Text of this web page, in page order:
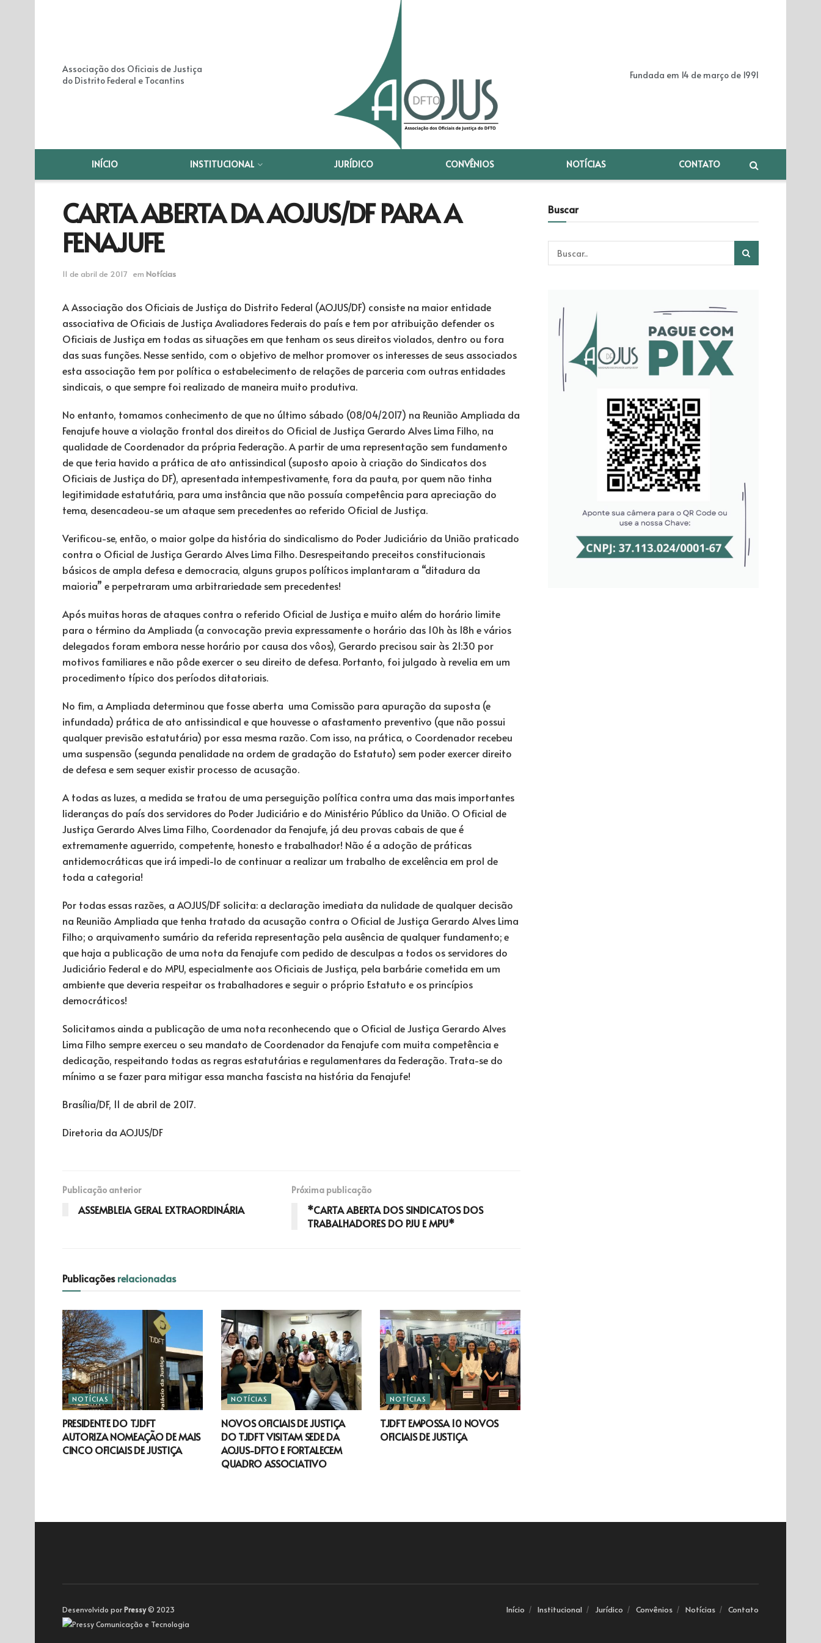
Associação dos Oficiais de Justiça
do Distrito Federal e Tocantins
Fundada em 14 de março de 1991
INÍCIO INSTITUCIONAL JURÍDICO CONVÊNIOS NOTÍCIAS CONTATO
CARTA ABERTA DA AOJUS/DF PARA A
FENAJUFE
11 de abril de 2017 em Notícias
A Associação dos Oficiais de Justiça do Distrito Federal (AOJUS/DF) consiste na maior entidade
associativa de Oficiais de Justiça Avaliadores Federais do país e tem por atribuição defender os
Oficiais de Justiça em todas as situações em que tenham os seus direitos violados, dentro ou fora
das suas funções. Nesse sentido, com o objetivo de melhor promover os interesses de seus associados
esta associação tem por política o estabelecimento de relações de parceria com outras entidades
sindicais, o que sempre foi realizado de maneira muito produtiva.
No entanto, tomamos conhecimento de que no último sábado (08/04/2017) na Reunião Ampliada da
Fenajufe houve a violação frontal dos direitos do Oficial de Justiça Gerardo Alves Lima Filho, na
qualidade de Coordenador da própria Federação. A partir de uma representação sem fundamento
de que teria havido a prática de ato antissindical (suposto apoio à criação do Sindicatos dos
Oficiais de Justiça do DF), apresentada intempestivamente, fora da pauta, por quem não tinha
legitimidade estatutária, para uma instância que não possuía competência para apreciação do
tema, desencadeou-se um ataque sem precedentes ao referido Oficial de Justiça.
Verificou-se, então, o maior golpe da história do sindicalismo do Poder Judiciário da União praticado
contra o Oficial de Justiça Gerardo Alves Lima Filho. Desrespeitando preceitos constitucionais
básicos de ampla defesa e democracia, alguns grupos políticos implantaram a “ditadura da
maioria” e perpetraram uma arbitrariedade sem precedentes!
Após muitas horas de ataques contra o referido Oficial de Justiça e muito além do horário limite
para o término da Ampliada (a convocação previa expressamente o horário das 10h às 18h e vários
delegados foram embora nesse horário por causa dos vôos), Gerardo precisou sair às 21:30 por
motivos familiares e não pôde exercer o seu direito de defesa. Portanto, foi julgado à revelia em um
procedimento típico dos períodos ditatoriais.
No fim, a Ampliada determinou que fosse aberta uma Comissão para apuração da suposta (e
infundada) prática de ato antissindical e que houvesse o afastamento preventivo (que não possui
qualquer previsão estatutária) por essa mesma razão. Com isso, na prática, o Coordenador recebeu
uma suspensão (segunda penalidade na ordem de gradação do Estatuto) sem poder exercer direito
de defesa e sem sequer existir processo de acusação.
A todas as luzes, a medida se tratou de uma perseguição política contra uma das mais importantes
lideranças do país dos servidores do Poder Judiciário e do Ministério Público da União. O Oficial de
Justiça Gerardo Alves Lima Filho, Coordenador da Fenajufe, já deu provas cabais de que é
extremamente aguerrido, competente, honesto e trabalhador! Não é a adoção de práticas
antidemocráticas que irá impedi-lo de continuar a realizar um trabalho de excelência em prol de
toda a categoria!
Por todas essas razões, a AOJUS/DF solicita: a declaração imediata da nulidade de qualquer decisão
na Reunião Ampliada que tenha tratado da acusação contra o Oficial de Justiça Gerardo Alves Lima
Filho; o arquivamento sumário da referida representação pela ausência de qualquer fundamento; e
que haja a publicação de uma nota da Fenajufe com pedido de desculpas a todos os servidores do
Judiciário Federal e do MPU, especialmente aos Oficiais de Justiça, pela barbárie cometida em um
ambiente que deveria respeitar os trabalhadores e seguir o próprio Estatuto e os princípios
democráticos!
Solicitamos ainda a publicação de uma nota reconhecendo que o Oficial de Justiça Gerardo Alves
Lima Filho sempre exerceu o seu mandato de Coordenador da Fenajufe com muita competência e
dedicação, respeitando todas as regras estatutárias e regulamentares da Federação. Trata-se do
mínimo a se fazer para mitigar essa mancha fascista na história da Fenajufe!
Brasília/DF, 11 de abril de 2017.
Diretoria da AOJUS/DF
Publicação anterior
ASSEMBLEIA GERAL EXTRAORDINÁRIA
Próxima publicação
*CARTA ABERTA DOS SINDICATOS DOS
TRABALHADORES DO PJU E MPU*
Publicaçõesrelacionadas
NOTÍCIAS
PRESIDENTE DO TJDFT
AUTORIZA NOMEAÇÃO DE MAIS
CINCO OFICIAIS DE JUSTIÇA
NOTÍCIAS
NOVOS OFICIAIS DE JUSTIÇA
DO TJDFT VISITAM SEDE DA
AOJUS-DFTO E FORTALECEM
QUADRO ASSOCIATIVO
NOTÍCIAS
TJDFT EMPOSSA 10 NOVOS
OFICIAIS DE JUSTIÇA
Buscar
Início Institucional Jurídico Convênios Notícias Contato
Desenvolvido porPressy© 2023